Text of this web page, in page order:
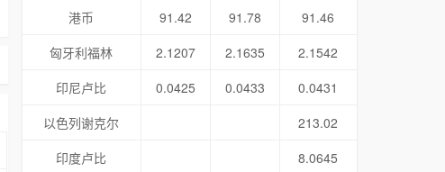
港币
91.42 91.78
91.46
匈牙利福林
2.1207 2.1635
2.1542
印尼卢比
0.0425 0.0433
0.0431
以色列谢克尔
213.02
印度卢比
8.0645